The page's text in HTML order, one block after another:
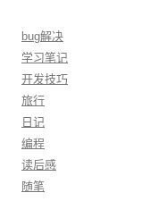
bug解决
学习笔记
开发技巧
旅行
日记
编程
读后感
随笔